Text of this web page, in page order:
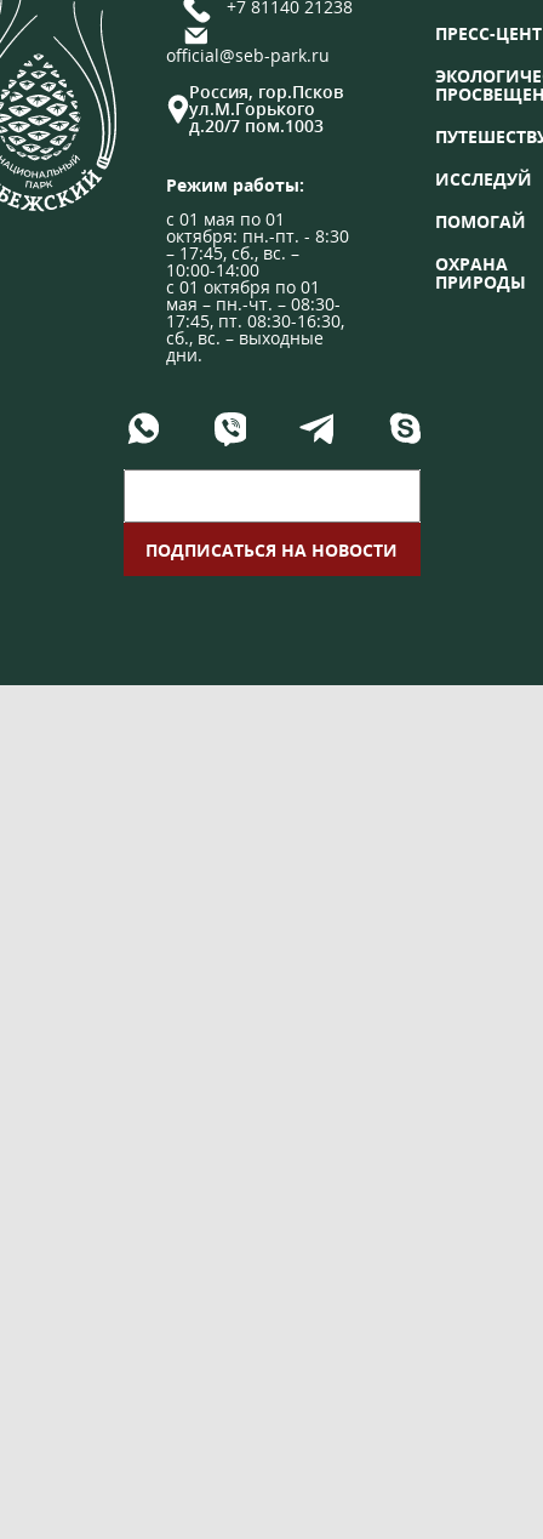
+7 81140 21238
official@seb-park.ru
Россия, гор.Псков
ул.М.Горького
д.20/7 пом.1003
Режим работы:
с 01 мая по 01
октября: пн.-пт. - 8:30
– 17:45, сб., вс. –
10:00-14:00
с 01 октября по 01
мая – пн.-чт. – 08:30-
17:45, пт. 08:30-16:30,
сб., вс. – выходные
дни.
ПРЕСС-
ИССЛЕДУЙ
ПОМОГАЙ
ОХРАНА
ПРИРОДЫ